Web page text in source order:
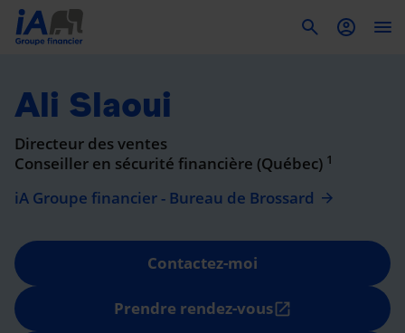
Ali Slaoui
Directeur des ventes
Conseiller en sécurité financière (Québec) 1
iA Groupe financier - Bureau de Brossard
Contactez-moi
Prendre rendez-vousopen_in_new